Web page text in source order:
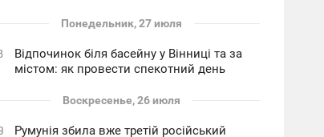
Понедельник, 27 июля
Відпочинок біля басейну у Вінниці та за
містом: як провести спекотний день
Воскресенье, 26 июля
Румунія збила вже третій російський